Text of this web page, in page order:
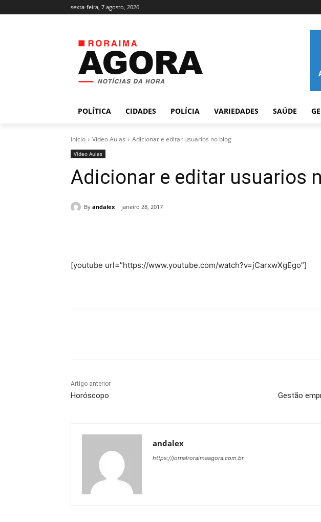
sexta-feira, 7 agosto, 2026
POLÍTICA CIDADES POLÍCIA VARIEDADES SAÚDE
Início Vídeo Aulas Adicionar e editar usuarios no blog
Vídeo Aulas
Adicionar e editar usuarios
By andalex janeiro 28, 2017
[youtube url=”https://www.youtube.com/watch?v=jCarxwXgEgo”]
Artigo anterior
Horóscopo Gestão
andalex
https://jornalroraimaagora.com.br